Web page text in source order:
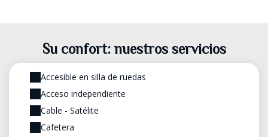
Su confort: nuestros servicios
Accesible en silla de ruedas
Acceso independiente
Cable - Satélite
Cafetera